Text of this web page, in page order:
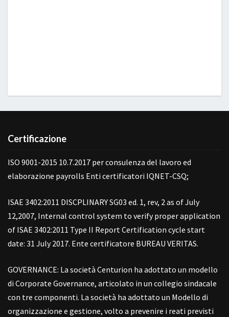
Certificazione
ISO 9001-2015 10.7.2017 per consulenza del lavoro ed
elaborazione payrolls Enti certificatori IQNET-CSQ;
ISAE 3402:2011 DISCPLINARY SG03 ed. 1, rev, 2 as of July
12,2007, Internal control system to verify proper application
of ISAE 3402:2011 Type II Report Certification cycle start
date: 31 July 2017. Ente certificatore BUREAU VERITAS.
GOVERNANCE: La società Centurion ha adottato un modello
di Corporate Governance, articolato in un collegio sindacale
con tre componenti. La società ha adottato un Modello di
organizzazione e gestione, volto a prevenire i reati previsti